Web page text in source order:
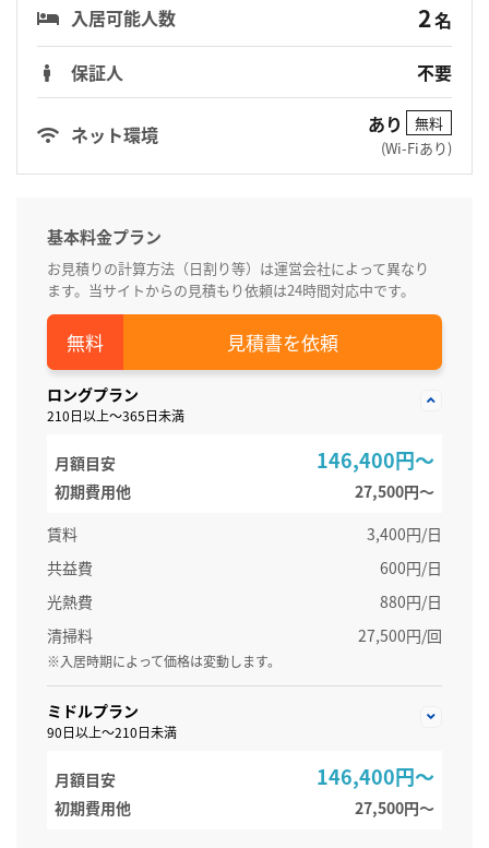
入居可能人数 2名
保証人
不要
ネット環境 あり
無料
(Wi-Fiあり)
基本料金プラン
お見積りの計算方法（日割り等）は運営会社によって異なり
ます。当サイトからの見積もり依頼は24時間対応中です。
見積書を依頼
ロングプラン
210日以上～365日未満
月額目安 146,400円～
初期費用他
27,500円〜
賃料
3,400円/日
共益費
600円/日
光熱費
880円/日
清掃料
27,500円/回
※入居時期によって価格は変動します。
ミドルプラン
90日以上～210日未満
月額目安 146,400円～
初期費用他 27,500円〜